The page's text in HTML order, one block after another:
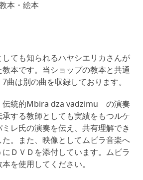
本・絵本
ても知られるハヤシエリカさんが
本です。当ショップの教本と共通
曲は別の曲を収録しております。
伝統的Mbira dza vadzimu の演奏
する教師としても実績をもつルケ
レ氏の演奏を伝え、共有理解でき
。また、映像としてムビラ音楽へ
ＤＶＤを添付しています。ムビラ
を使用してください。